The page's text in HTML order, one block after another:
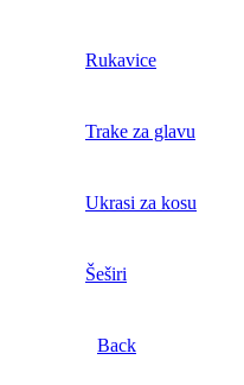
Rukavice
Trake za glavu
Ukrasi za kosu
Šeširi
Back